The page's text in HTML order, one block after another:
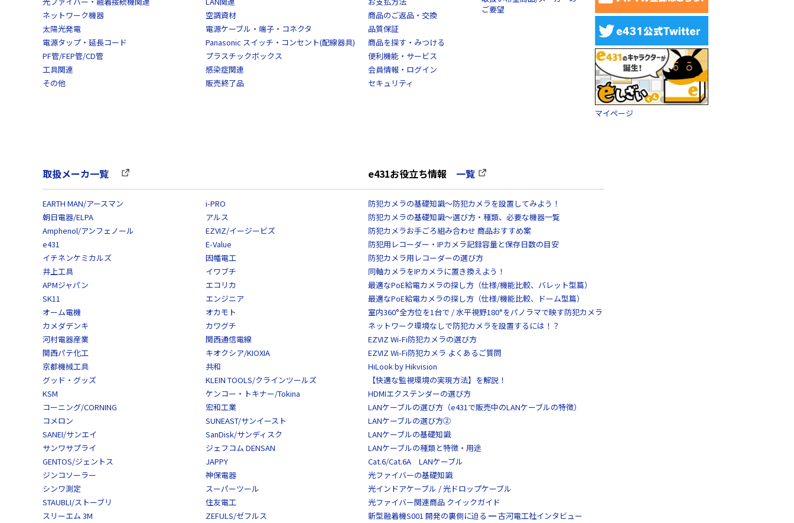
ネットワーク機器
空調資材
太陽光発電
電源ケーブル・端子・コネクタ
電源タップ・延長コード
Panasonic スイッチ・コンセント(配線器具)
PF管/FEP管/CD管
プラスチックボックス
工具関連
感染症関連
その他
販売終了品
商品のご返品・交換
品質保証
商品を探す・みつける
便利機能・サービス
会員情報・ログイン
セキュリティ
ご要望
マイページ
取扱メーカ一覧
EARTH MAN/アースマン
i-PRO
朝日電器/ELPA
アルス
Amphenol/アンフェノール
EZVIZ/イージービズ
e431
E-Value
イチネンケミカルズ
因幡電工
井上工具
イワブチ
APMジャパン
エコリカ
SK11
エンジニア
オーム電機
オカモト
カメダデンキ
カワグチ
河村電器産業
関西通信電線
関西パテ化工
キオクシア/KIOXIA
京都機械工具
共和
グッド・グッズ
KLEIN TOOLS/クラインツールズ
KSM
ケンコー・トキナー/Tokina
コーニング/CORNING
宏和工業
コメロン
SUNEAST/サンイースト
SANEI/サンエイ
SanDisk/サンディスク
サンワサプライ
ジェフコム DENSAN
GENTOS/ジェントス
JAPPY
ジンコソーラー
神保電器
シンワ測定
スーパーツール
STAUBLI/ストーブリ
住友電工
スリーエム 3M
ZEFULS/ゼフルス
e431お役立ち情報 一覧
防犯カメラの基礎知識～防犯カメラを設置してみよう！
防犯カメラの基礎知識～選び方・種類、必要な機器一覧
防犯カメラお手ごろ組み合わせ 商品おすすめ案
防犯用レコーダー・IPカメラ記録容量と保存日数の目安
防犯カメラ用レコーダーの選び方
同軸カメラをIPカメラに置き換えよう！
最適なPoE給電カメラの探し方（仕様/機能比較、バレット型篇）
最適なPoE給電カメラの探し方（仕様/機能比較、ドーム型篇）
室内360°全方位を1台で / 水平視野180°をパノラマで映す防犯カメラ
ネットワーク環境なしで防犯カメラを設置するには！？
EZVIZ Wi-Fi防犯カメラの選び方
EZVIZ Wi-Fi防犯カメラ よくあるご質問
HiLook by Hikvision
【快適な監視環境の実現方法】を解説！
HDMIエクステンダーの選び方
LANケーブルの選び方（e431で販売中のLANケーブルの特徴）
LANケーブルの選び方②
LANケーブルの基礎知識
LANケーブルの種類と特徴・用途
Cat.6/Cat.6A LANケーブル
光ファイバーの基礎知識
光インドアケーブル / 光ドロップケーブル
光ファイバー関連商品 クイックガイド
新型融着機S001 開発の裏側に迫る ━ 古河電工社インタビュー